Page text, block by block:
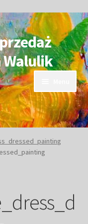
Walulik